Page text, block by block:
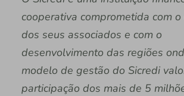
cooperativa comprometida com o
dos seus associados e com o
desenvolvimento das regiões
modelo de gestão do Sicredi
participação dos mais de 5